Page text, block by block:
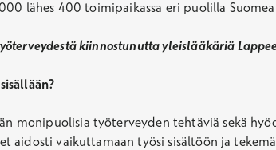
lähes 400 toimipaikassa eri puolilla
kiinnostunutta yleislääkäriä
monipuolisia työterveyden tehtäviä sekä
aidosti vaikuttamaan työsi sisältöön ja